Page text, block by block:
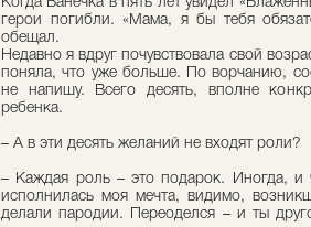
герои погибли. «Мама, я бы тебя
обещал.
Недавно я вдруг почувствовала свой
поняла, что уже больше. По ворчанию,
не напишу. Всего десять, вполне
ребенка.
– А в эти десять желаний не входят роли?
– Каждая роль – это подарок. Иногда, и
исполнилась моя мечта, видимо,
делали пародии. Переоделся – и ты